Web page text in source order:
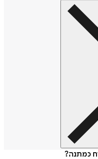
כמתנה?